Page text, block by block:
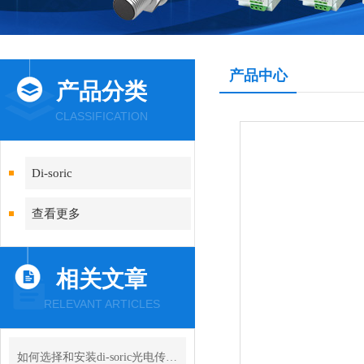
产品分类
CLASSIFICATION
Di-soric
查看更多
相关文章
RELEVANT ARTICLES
如何选择和安装di-soric光电传感器
产品中心